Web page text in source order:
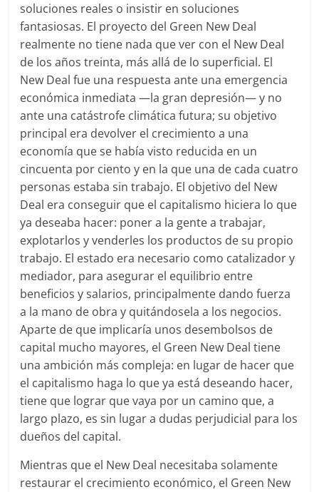
soluciones reales o insistir en soluciones
fantasiosas. El proyecto del Green New Deal
realmente no tiene nada que ver con el New Deal
de los años treinta, más allá de lo superficial. El
New Deal fue una respuesta ante una emergencia
económica inmediata ―la gran depresión― y no
ante una catástrofe climática futura; su objetivo
principal era devolver el crecimiento a una
economía que se había visto reducida en un
cincuenta por ciento y en la que una de cada cuatro
personas estaba sin trabajo. El objetivo del New
Deal era conseguir que el capitalismo hiciera lo que
ya deseaba hacer: poner a la gente a trabajar,
explotarlos y venderles los productos de su propio
trabajo. El estado era necesario como catalizador y
mediador, para asegurar el equilibrio entre
beneficios y salarios, principalmente dando fuerza
a la mano de obra y quitándosela a los negocios.
Aparte de que implicaría unos desembolsos de
capital mucho mayores, el Green New Deal tiene
una ambición más compleja: en lugar de hacer que
el capitalismo haga lo que ya está deseando hacer,
tiene que lograr que vaya por un camino que, a
largo plazo, es sin lugar a dudas perjudicial para los
dueños del capital.
Mientras que el New Deal necesitaba solamente
restaurar el crecimiento económico, el Green New